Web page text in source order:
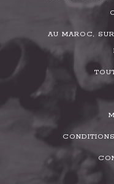
AU MAROC,